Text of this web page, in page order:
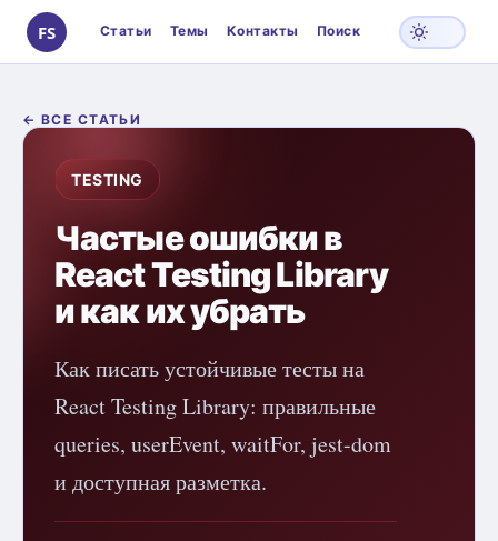
Статьи Темы Контакты Поиск
← ВСЕ СТАТЬИ
TESTING
Частые ошибки в
React Testing Library
и как их убрать
Как писать устойчивые тесты на
React Testing Library: правильные
queries, userEvent, waitFor, jest-dom
и доступная разметка.